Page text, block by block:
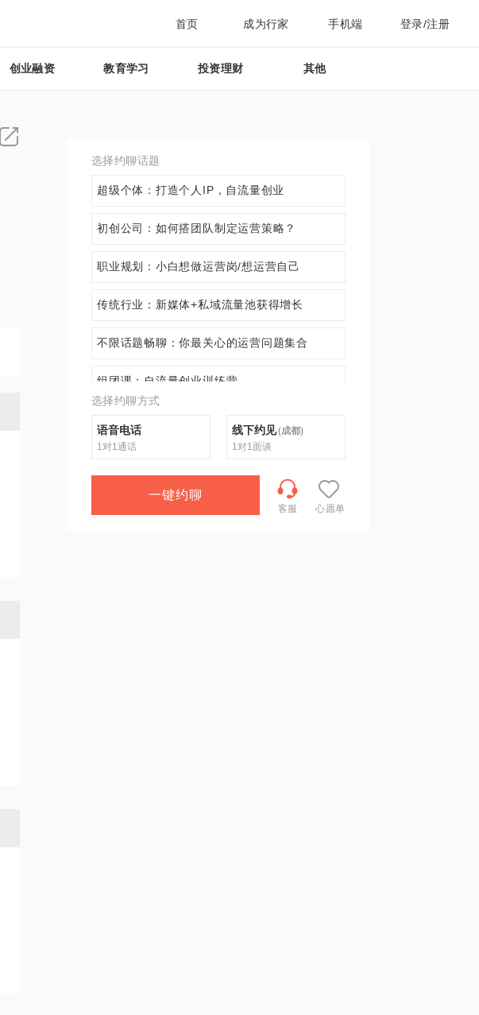
首页 成为行家 手机端 登录/注册
创业融资 教育学习 投资理财 其他
选择约聊话题
超级个体：打造个人IP，自流量创业
初创公司：如何搭团队制定运营策略？
职业规划：小白想做运营岗/想运营自己
传统行业：新媒体+私域流量池获得增长
不限话题畅聊：你最关心的运营问题集合
组团课：自流量创业训练营
选择约聊方式
语音电话
1对1通话
线下约见(成都)
1对1面谈
一键约聊
客服 心愿单